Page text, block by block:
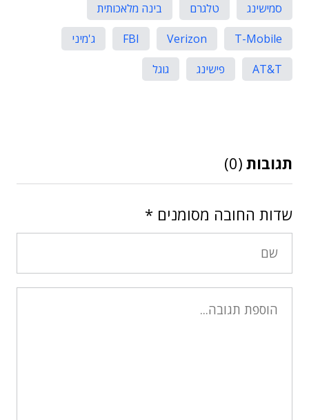
סמישינג
טלגרם
בינה מלאכותית
T-Mobile
Verizon
FBI
ג'מיני
AT&T
פישינג גוגל
תגובות (0)
שדות החובה מסומנים *